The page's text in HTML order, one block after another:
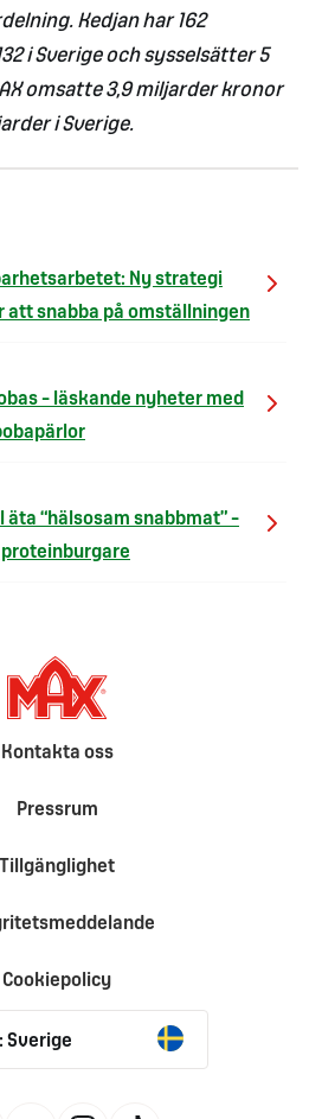
Kedjan har 162
i Sverige och sysselsätter 5
omsatte 3,9 miljarder kronor
i Sverige.
Ny strategi
att snabba på omställningen
– läskande nyheter med
“hälsosam snabbmat” –
proteinburgare
Kontakta oss
Pressrum
Tillgänglighet
Cookiepolicy
Sverige